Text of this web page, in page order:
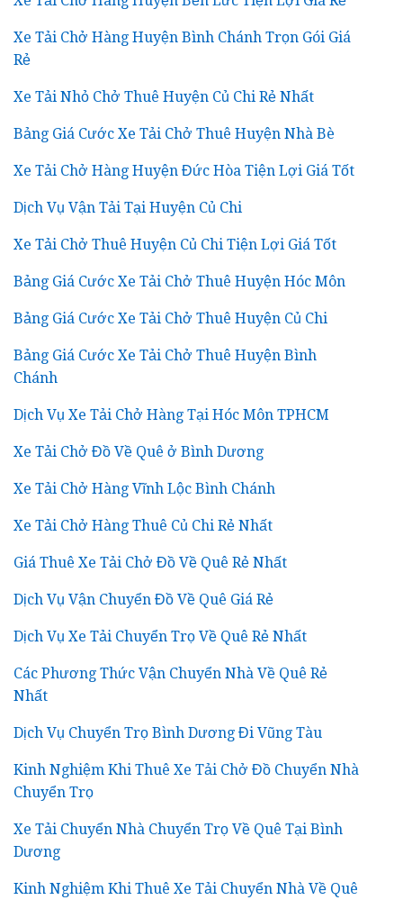
Xe Tải Chở Hàng Huyện Bình Chánh Trọn Gói Giá
Rẻ
Xe Tải Nhỏ Chở Thuê Huyện Củ Chi Rẻ Nhất
Bảng Giá Cước Xe Tải Chở Thuê Huyện Nhà Bè
Xe Tải Chở Hàng Huyện Đức Hòa Tiện Lợi Giá Tốt
Dịch Vụ Vận Tải Tại Huyện Củ Chi
Xe Tải Chở Thuê Huyện Củ Chi Tiện Lợi Giá Tốt
Bảng Giá Cước Xe Tải Chở Thuê Huyện Hóc Môn
Bảng Giá Cước Xe Tải Chở Thuê Huyện Củ Chi
Bảng Giá Cước Xe Tải Chở Thuê Huyện Bình
Chánh
Dịch Vụ Xe Tải Chở Hàng Tại Hóc Môn TPHCM
Xe Tải Chở Đồ Về Quê ở Bình Dương
Xe Tải Chở Hàng Vĩnh Lộc Bình Chánh
Xe Tải Chở Hàng Thuê Củ Chi Rẻ Nhất
Giá Thuê Xe Tải Chở Đồ Về Quê Rẻ Nhất
Dịch Vụ Vận Chuyển Đồ Về Quê Giá Rẻ
Dịch Vụ Xe Tải Chuyển Trọ Về Quê Rẻ Nhất
Các Phương Thức Vận Chuyển Nhà Về Quê Rẻ
Nhất
Dịch Vụ Chuyển Trọ Bình Dương Đi Vũng Tàu
Kinh Nghiệm Khi Thuê Xe Tải Chở Đồ Chuyển Nhà
Chuyển Trọ
Xe Tải Chuyển Nhà Chuyển Trọ Về Quê Tại Bình
Dương
Kinh Nghiệm Khi Thuê Xe Tải Chuyển Nhà Về Quê